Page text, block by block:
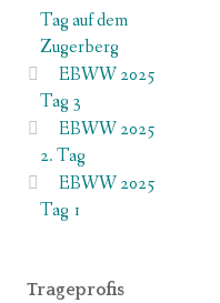
Tag auf dem
Zugerberg
EBWW 2025
Tag 3
EBWW 2025
2. Tag
EBWW 2025
Tag 1
Trageprofis